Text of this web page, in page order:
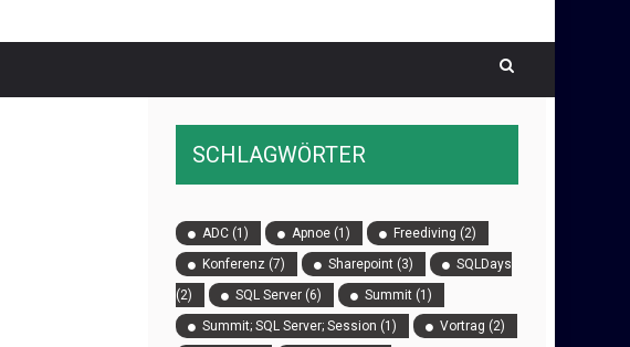
SCHLAGWÖRTER
ADC (1) Apnoe (1) Freediving (2)
Konferenz (7) Sharepoint (3)
SQLDays
(2)
SQL Server (6) Summit (1)
Summit; SQL Server; Session (1) Vortrag (2)